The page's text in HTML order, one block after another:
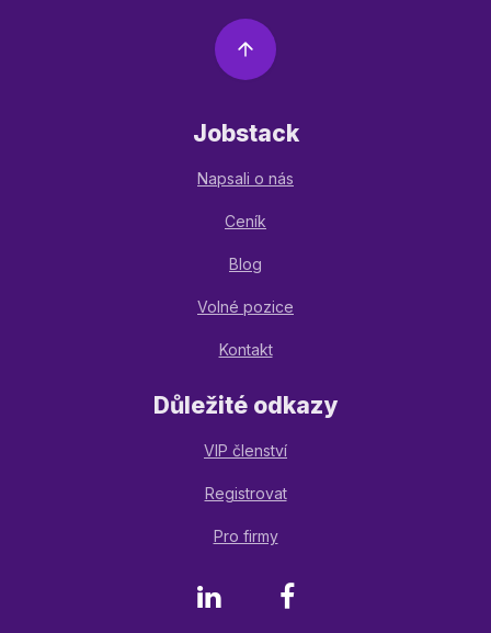
Jobstack
Napsali o nás
Ceník
Blog
Volné pozice
Kontakt
Důležité odkazy
VIP členství
Registrovat
Pro firmy
LinkedIn Facebook